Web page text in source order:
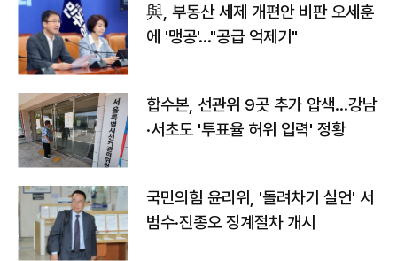
與, 부동산 세제 개편안 비판 오세훈
에 '맹공'…"공급 억제기"
합수본, 선관위 9곳 추가 압색…강남
·서초도 '투표율 허위 입력' 정황
국민의힘 윤리위, '돌려차기 실언' 서
범수·진종오 징계절차 개시